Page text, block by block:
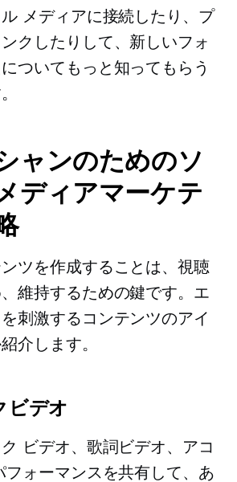
メディアに接続したり、プ
クしたりして、新しいフォ
ついてもっと知ってもらう
ャンのためのソ
ディアマーケテ
ツを作成することは、視聴
維持するための鍵です。エ
刺激するコンテンツのアイ
介します。
ビデオ
ビデオ、歌詞ビデオ、アコ
フォーマンスを共有して、あ